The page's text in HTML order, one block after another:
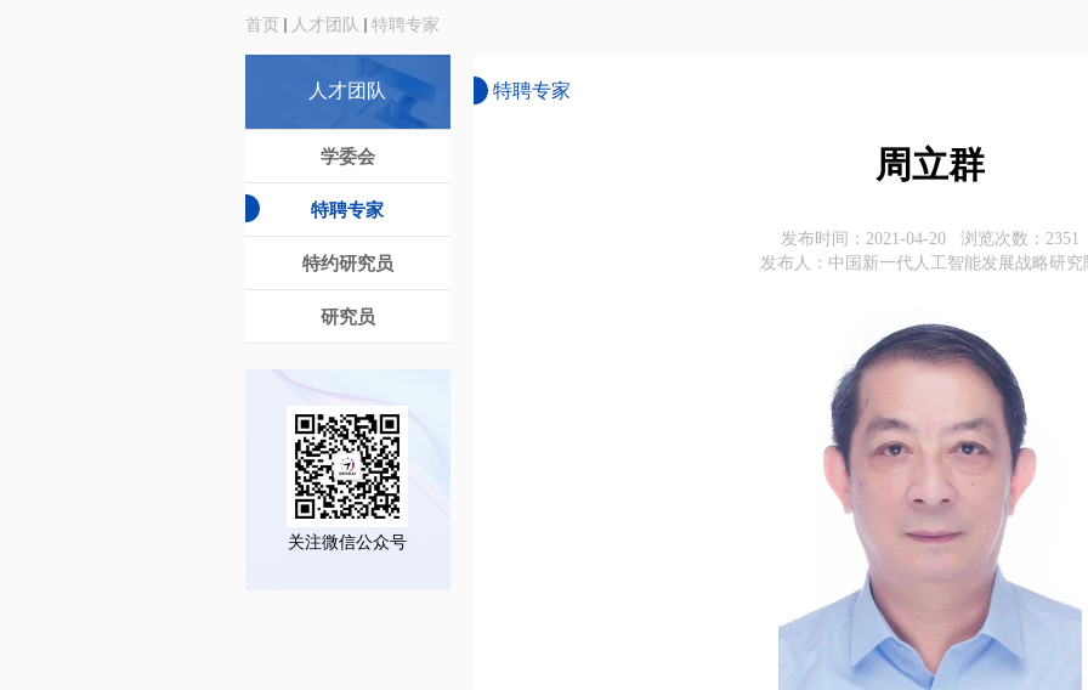
首页 人才团队 特聘专家
人才团队
学委会
特聘专家
特约研究员
研究员
关注微信公众号
特聘专家
周立群
发布时间：2021-04-20 浏览次数： 2351
发布人：中国新一代人工智能发展战略研究